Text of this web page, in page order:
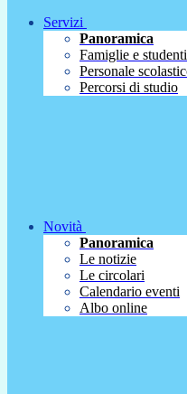
Servizi
Panoramica
Famiglie e studenti
Personale
Percorsi di studio
Novità
Panoramica
Le notizie
Le circolari
Calendario eventi
Albo online